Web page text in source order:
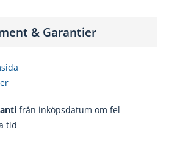
& Garantier
från inköpsdatum om fel
tid